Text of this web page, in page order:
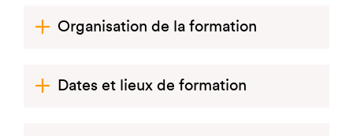
Organisation de la formation
Dates et lieux de formation